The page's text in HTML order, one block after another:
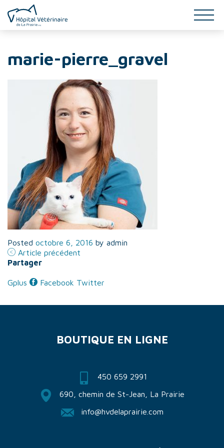
ÉQUIPE
GALERIE
CONTACT
BOUTIQUE
marie-pierre_gravel
Posted octobre 6, 2016 by admin
Article précédent
Partager
Gplus Facebook Twitter
BOUTIQUE EN LIGNE
450 659 2991
690, chemin de St-Jean, La Prairie
info@hvdelaprairie.com